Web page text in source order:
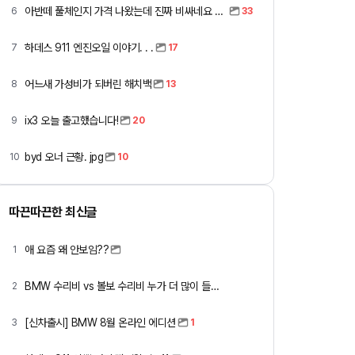
6 아반떼 풀체인지 가격 나왔는데 진짜 비싸네요 ㅎㅎ 33
7 하데스 911 엔진오일 이야기. . . 17
8 어느새 가성비가 되버린 해치백 13
9 ix3 오늘 출고했습니다! 20
10 byd 오너 근황. jpg 10
따끈따끈한 최신글
1 애 요즘 왜 안보임??
2 BMW 수리비 vs 볼보 수리비 누가 더 많이 들까요 ㅎ
3 [신차출시] BMW 8월 온라인 에디션 1